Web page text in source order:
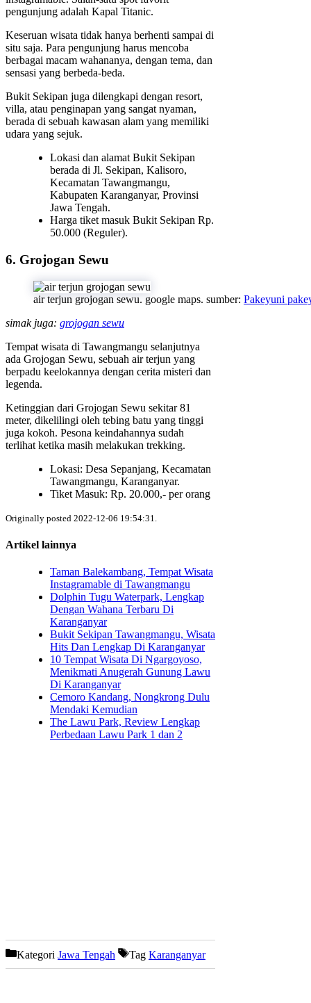
pengunjung adalah Kapal Titanic.
Keseruan wisata tidak hanya berhenti sampai di
situ saja. Para pengunjung harus mencoba
berbagai macam wahananya, dengan tema, dan
sensasi yang berbeda-beda.
Bukit Sekipan juga dilengkapi dengan resort,
villa, atau penginapan yang sangat nyaman,
berada di sebuah kawasan alam yang memiliki
udara yang sejuk.
Lokasi dan alamat Bukit Sekipan
berada di Jl. Sekipan, Kalisoro,
Kecamatan Tawangmangu,
Kabupaten Karanganyar, Provinsi
Jawa Tengah.
Harga tiket masuk Bukit Sekipan Rp.
50.000 (Reguler).
6. Grojogan Sewu
air terjun grojogan sewu. google maps. sumber: Pakeyuni
simak juga: grojogan sewu
Tempat wisata di Tawangmangu selanjutnya
ada Grojogan Sewu, sebuah air terjun yang
berpadu keelokannya dengan cerita misteri dan
legenda.
Ketinggian dari Grojogan Sewu sekitar 81
meter, dikelilingi oleh tebing batu yang tinggi
juga kokoh. Pesona keindahannya sudah
terlihat ketika masih melakukan trekking.
Lokasi: Desa Sepanjang, Kecamatan
Tawangmangu, Karanganyar.
Tiket Masuk: Rp. 20.000,- per orang
Originally posted 2022-12-06 19:54:31.
Artikel lainnya
Taman Balekambang, Tempat Wisata
Instagramable di Tawangmangu
Dolphin Tugu Waterpark, Lengkap
Dengan Wahana Terbaru Di
Karanganyar
Bukit Sekipan Tawangmangu, Wisata
Hits Dan Lengkap Di Karanganyar
10 Tempat Wisata Di Ngargoyoso,
Menikmati Anugerah Gunung Lawu
Di Karanganyar
Cemoro Kandang, Nongkrong Dulu
Mendaki Kemudian
The Lawu Park, Review Lengkap
Perbedaan Lawu Park 1 dan 2
Kategori Jawa Tengah Tag Karanganyar